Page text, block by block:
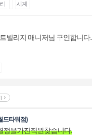
시계
빌리지 매니저님 구인합니다.
드타워점)
정을가진직원찾습니다.